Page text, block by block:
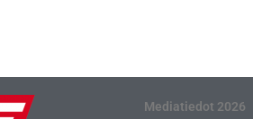
Mediatiedot 2026